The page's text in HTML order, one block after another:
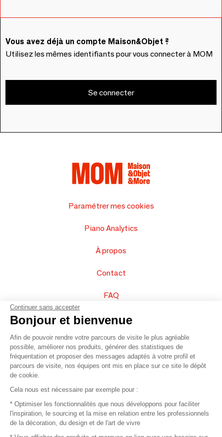
Vous avez déjà un compte Maison&Objet ?
Utilisez les mêmes identifiants pour vous connecter à MOM
Se connecter
Paramétrer mes cookies
Piano Analytics
À propos
Contact
FAQ
Vendez vos produits
Plan du site
© 2016 –Organisation SAFI
Recrutement
Continuer sans accepter
Bonjour et bienvenue
Afin de pouvoir rendre votre parcours de visite le plus agréable
possible, améliorer nos produits, générer des statistiques de
fréquentation et proposer des messages adaptés à votre profil et
parcours de visite, nos équipes ont mis en place sur ce site le dépôt
de cookie.
Cela nous est nécessaire par exemple pour :
* Optimiser les fonctionnalités que nous développons pour faciliter
l'inspiration, le sourcing et la mise en relation entre les professionnels
de la décoration, du design et de l'art de vivre